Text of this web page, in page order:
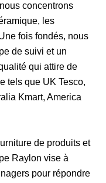
concentrons
les
fois fondés, nous
de suivi et un
qui attire de
tels que UK Tesco,
Kmart, America
de produits et
Raylon vise à
pour répondre